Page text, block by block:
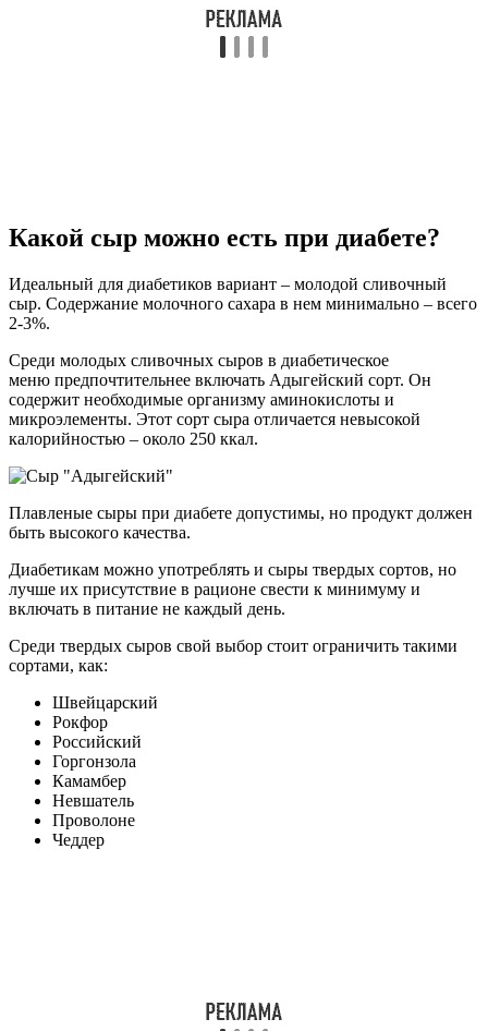
Какой сыр можно есть при диабете?
Идеальный для диабетиков вариант – молодой сливочный
сыр. Содержание молочного сахара в нем минимально – всего
2-3%.
Среди молодых сливочных сыров в диабетическое
меню предпочтительнее включать Адыгейский сорт. Он
содержит необходимые организму аминокислоты и
микроэлементы. Этот сорт сыра отличается невысокой
калорийностью – около 250 ккал.
Плавленые сыры при диабете допустимы, но продукт должен
быть высокого качества.
Диабетикам можно употреблять и сыры твердых сортов, но
лучше их присутствие в рационе свести к минимуму и
включать в питание не каждый день.
Среди твердых сыров свой выбор стоит ограничить такими
сортами, как:
Швейцарский
Рокфор
Российский
Горгонзола
Камамбер
Невшатель
Проволоне
Чеддер